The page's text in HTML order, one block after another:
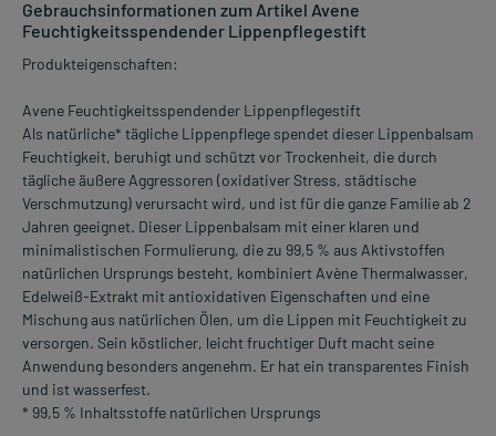
Gebrauchsinformationen zum Artikel Avene
Feuchtigkeitsspendender Lippenpflegestift
Produkteigenschaften:
Avene Feuchtigkeitsspendender Lippenpflegestift
Als natürliche* tägliche Lippenpflege spendet dieser Lippenbalsam
Feuchtigkeit, beruhigt und schützt vor Trockenheit, die durch
tägliche äußere Aggressoren (oxidativer Stress, städtische
Verschmutzung) verursacht wird, und ist für die ganze Familie ab 2
Jahren geeignet. Dieser Lippenbalsam mit einer klaren und
minimalistischen Formulierung, die zu 99,5 % aus Aktivstoffen
natürlichen Ursprungs besteht, kombiniert Avène Thermalwasser,
Edelweiß-Extrakt mit antioxidativen Eigenschaften und eine
Mischung aus natürlichen Ölen, um die Lippen mit Feuchtigkeit zu
versorgen. Sein köstlicher, leicht fruchtiger Duft macht seine
Anwendung besonders angenehm. Er hat ein transparentes Finish
und ist wasserfest.
* 99,5 % Inhaltsstoffe natürlichen Ursprungs